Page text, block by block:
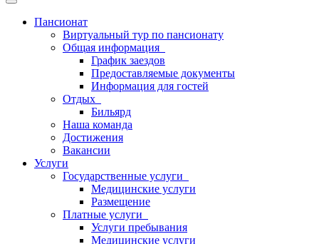
Пансионат
Виртуальный тур по пансионату
Общая информация
График заездов
Предоставляемые документы
Информация для гостей
Отдых
Бильярд
Наша команда
Достижения
Вакансии
Услуги
Государственные услуги
Медицинские услуги
Размещение
Платные услуги
Услуги пребывания
Медицинские услуги